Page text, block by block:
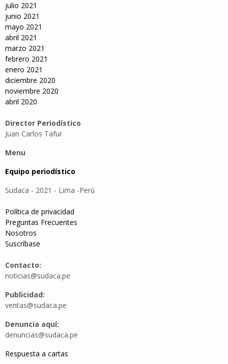
julio 2021
junio 2021
mayo 2021
abril 2021
marzo 2021
febrero 2021
enero 2021
diciembre 2020
noviembre 2020
abril 2020
Director Periodístico
Juan Carlos Tafur
Menu
Equipo periodístico
Sudaca - 2021 - Lima -Perú
Política de privacidad
Preguntas Frecuentes
Nosotros
Suscríbase
Contacto:
noticias@sudaca.pe
Publicidad:
ventas@sudaca.pe
Denuncia aquí:
denuncias@sudaca.pe
Respuesta a cartas